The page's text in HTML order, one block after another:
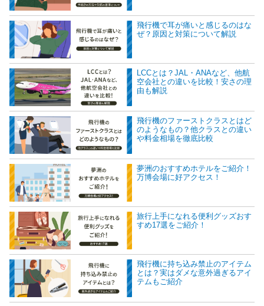
飛行機で耳が痛いと感じるのはな
ぜ？原因と対策について解説
LCCとは？JAL・ANAなど、他航
空会社との違いを比較！安さの理
由も解説
飛行機のファーストクラスとはど
のようなもの？他クラスとの違い
や料金相場を徹底比較
夢洲のおすすめホテルをご紹介！
万博会場に好アクセス！
旅行上手になれる便利グッズおす
すめ17選をご紹介！
飛行機に持ち込み禁止のアイテム
とは？実はダメな意外過ぎるアイ
テムもご紹介